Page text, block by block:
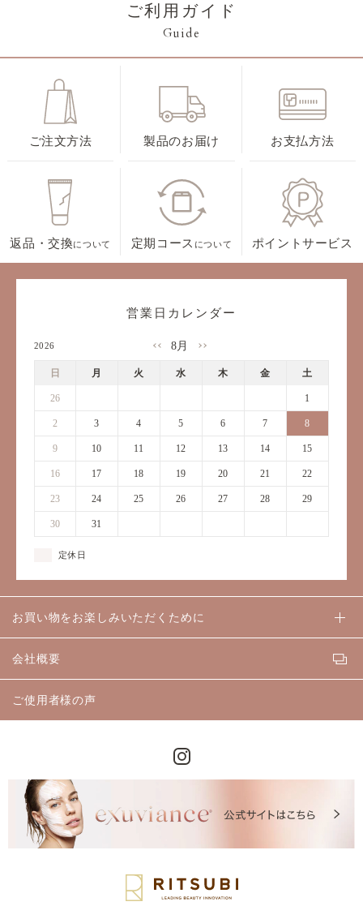
ご利用ガイド
Guide
営業日カレンダー
2026 8月
日 月 火 水 木 金 土
26 1
2 3 4 5 6 7 8
9 10 11 12 13 14 15
16 17 18 19 20 21 22
23 24 25 26 27 28 29
30 31
定休日
ご注文方法 製品のお届け お支払方法
返品・交換について 定期コース について ポイントサービス
お買い物をお楽しみいただくために
会社概要
ご使用者様の声